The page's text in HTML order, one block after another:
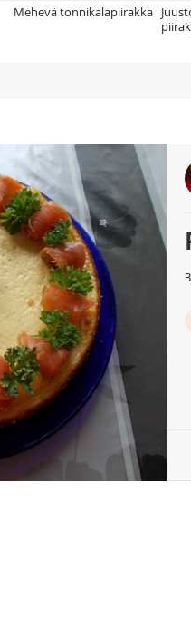
Mehevä tonnikalapiirakka